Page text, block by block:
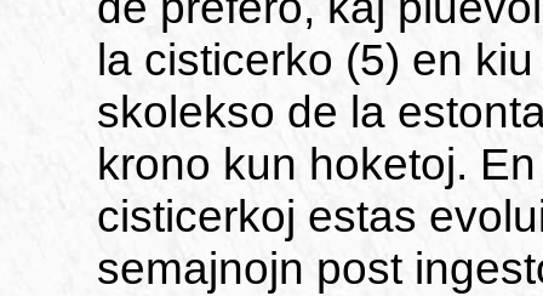
la cisticerko (5) en
skolekso de la
krono kun hoketoj.
cisticerkoj estas
semajnojn post